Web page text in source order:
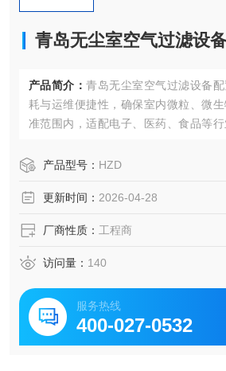
青岛无尘室空气过滤设
产品简介： 青岛无尘室空气过滤设备
耗与运维便捷性，确保室内微粒、微
准范围内，适配电子、医药、食品等行
产品型号： HZD
更新时间： 2026-04-28
厂商性质： 工程商
访问量： 140
服务热线
400-027-0532